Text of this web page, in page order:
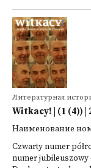
Литературная
Witkacy! | (1 (4)) |
Наименование
Czwarty numer
numer jubileuszowy